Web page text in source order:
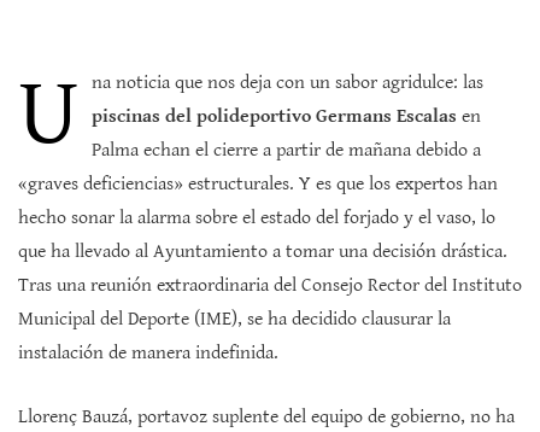
U
na noticia que nos deja con un sabor agridulce: las
piscinas del polideportivo Germans Escalas en
Palma echan el cierre a partir de mañana debido a
«graves deficiencias» estructurales. Y es que los expertos han
hecho sonar la alarma sobre el estado del forjado y el vaso, lo
que ha llevado al Ayuntamiento a tomar una decisión drástica.
Tras una reunión extraordinaria del Consejo Rector del Instituto
Municipal del Deporte (IME), se ha decidido clausurar la
instalación de manera indefinida.
Llorenç Bauzá, portavoz suplente del equipo de gobierno, no ha